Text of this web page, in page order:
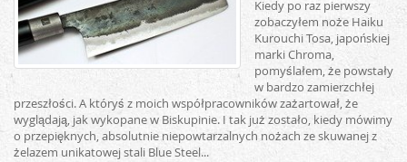
Kiedy po raz pierwszy
zobaczyłem noże Haiku
Kurouchi Tosa, japońskiej
marki Chroma,
pomyślałem, że powstały
w bardzo zamierzchłej
przeszłości. A któryś z moich współpracowników zażartował, że
wyglądają, jak wykopane w Biskupinie. I tak już zostało, kiedy mówimy
o przepięknych, absolutnie niepowtarzalnych nożach ze skuwanej z
żelazem unikatowej stali Blue Steel...